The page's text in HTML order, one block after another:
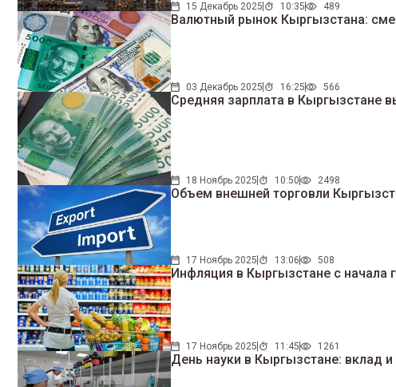
15 Декабрь 2025 10:35 489
Валютный рынок Кыргызстана:
03 Декабрь 2025 16:25 566
Средняя зарплата в Кыргызстане
18 Ноябрь 2025 10:50 2498
Объем внешней торговли
17 Ноябрь 2025 13:06 508
Инфляция в Кыргызстане с начала
17 Ноябрь 2025 11:45 1261
День науки в Кыргызстане: вклад